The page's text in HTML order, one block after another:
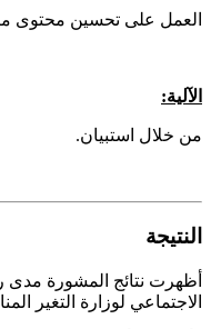
العمل على تحسين محتوى
الآلية:
من خلال استبيان.
النتيجة
أظهرت نتائج المشورة مدى
الاجتماعي لوزارة التغير